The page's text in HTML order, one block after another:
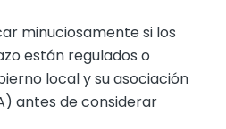
minuciosamente si los
están regulados o
local y su asociación
antes de considerar